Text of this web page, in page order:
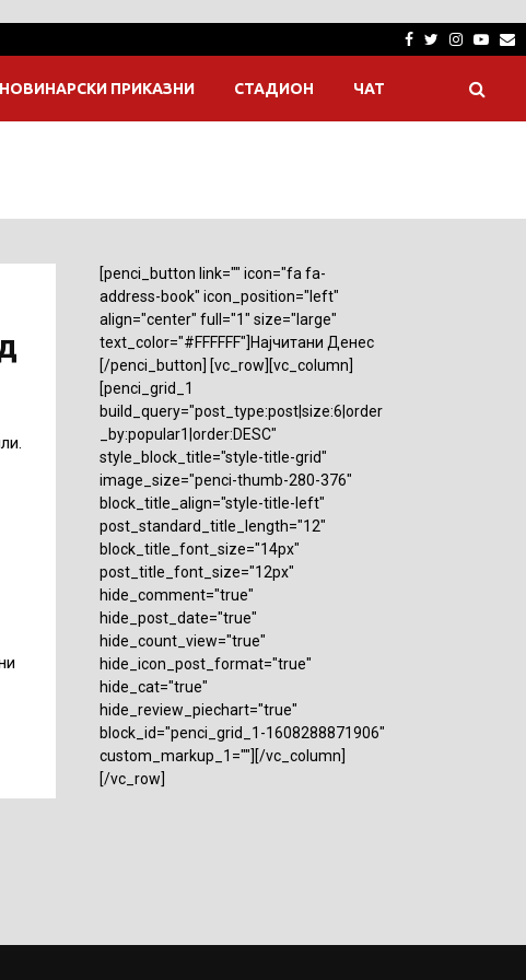
Facebook
Twitter
НОВИНАРСКИ ПРИКАЗНИ СТАДИОН ЧАТ
[penci_button link="" icon="fa fa-
address-book" icon_position="left"
align="center" full="1" size="large"
text_color="#FFFFFF"]Најчитани Денес
[/penci_button] [vc_row][vc_column]
[penci_grid_1
build_query="post_type:post|size:6|order
_by:popular1|order:DESC"
style_block_title="style-title-grid"
image_size="penci-thumb-280-376"
block_title_align="style-title-left"
post_standard_title_length="12"
block_title_font_size="14px"
post_title_font_size="12px"
hide_comment="true"
hide_post_date="true"
hide_count_view="true"
hide_icon_post_format="true"
hide_cat="true"
hide_review_piechart="true"
block_id="penci_grid_1-1608288871906"
custom_markup_1=""][/vc_column]
[/vc_row]